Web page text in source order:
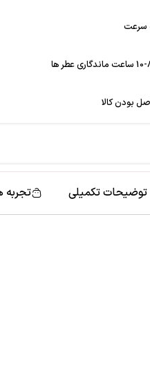
سرعت
بودن کالا
توضیحات تکمیلی تجربه